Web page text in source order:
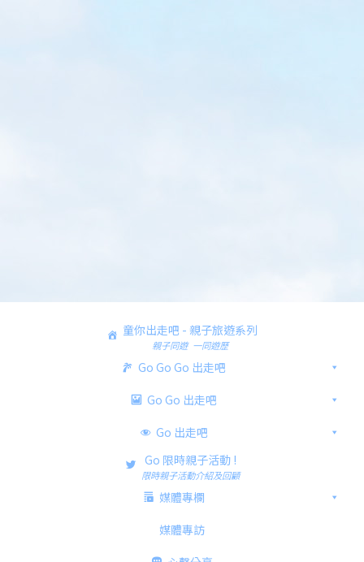
童你出走吧 - 親子旅遊系列
親子同遊 一同遊歷
Go Go Go 出走吧
Go Go 出走吧
Go 出走吧
Go 限時親子活動 !
限時親子活動介紹及回顧
媒體專欄
媒體專訪